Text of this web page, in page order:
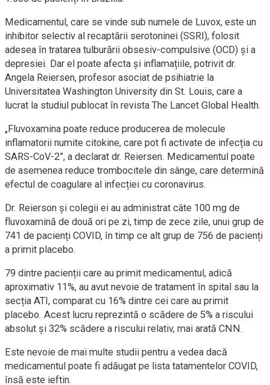
Medicamentul, care se vinde sub numele de Luvox, este un
inhibitor selectiv al recaptării serotoninei (SSRI), folosit
adesea în tratarea tulburării obsesiv-compulsive (OCD) și a
depresiei. Dar el poate afecta și inflamațiile, potrivit dr.
Angela Reiersen, profesor asociat de psihiatrie la
Universitatea Washington University din St. Louis, care a
lucrat la studiul publocat în revista The Lancet Global Health.
„Fluvoxamina poate reduce producerea de molecule
inflamatorii numite citokine, care pot fi activate de infecția cu
SARS-CoV-2”, a declarat dr. Reiersen. Medicamentul poate
de asemenea reduce trombocitele din sânge, care determină
efectul de coagulare al infecției cu coronavirus.
Dr. Reierson și colegii ei au administrat câte 100 mg de
fluvoxamină de două ori pe zi, timp de zece zile, unui grup de
741 de pacienți COVID, în timp ce alt grup de 756 de pacienți
a primit placebo.
79 dintre pacienții care au primit medicamentul, adică
aproximativ 11%, au avut nevoie de tratament în spital sau la
secția ATI, comparat cu 16% dintre cei care au primit
placebo. Acest lucru reprezintă o scădere de 5% a riscului
absolut și 32% scădere a riscului relativ, mai arată CNN.
Este nevoie de mai multe studii pentru a vedea dacă
medicamentul poate fi adăugat pe lista tatamentelor COVID,
însă este ieftin.